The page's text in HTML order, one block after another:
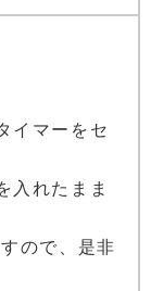
イマーをセ
入れたまま
ので、是非